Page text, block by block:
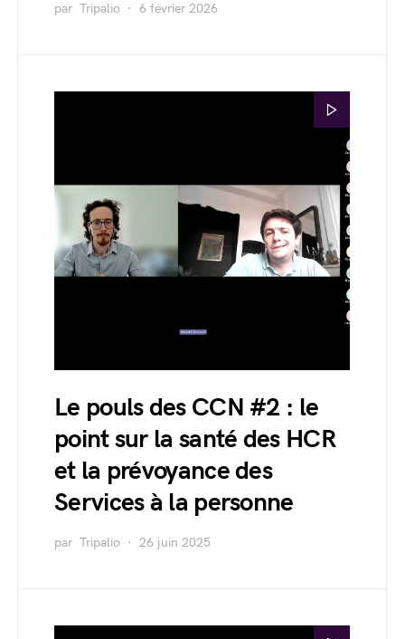
par Tripalio 6 février 2026
Le pouls des CCN #2 : le
point sur la santé des HCR
et la prévoyance des
Services à la personne
par Tripalio 26 juin 2025